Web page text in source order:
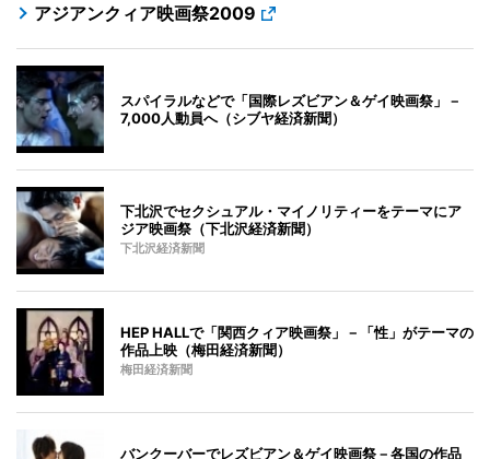
アジアンクィア映画祭2009
スパイラルなどで「国際レズビアン＆ゲイ映画祭」－
7,000人動員へ（シブヤ経済新聞）
下北沢でセクシュアル・マイノリティーをテーマにア
ジア映画祭（下北沢経済新聞）
下北沢経済新聞
HEP HALLで「関西クィア映画祭」－「性」がテーマの
作品上映（梅田経済新聞）
梅田経済新聞
バンクーバーでレズビアン＆ゲイ映画祭－各国の作品